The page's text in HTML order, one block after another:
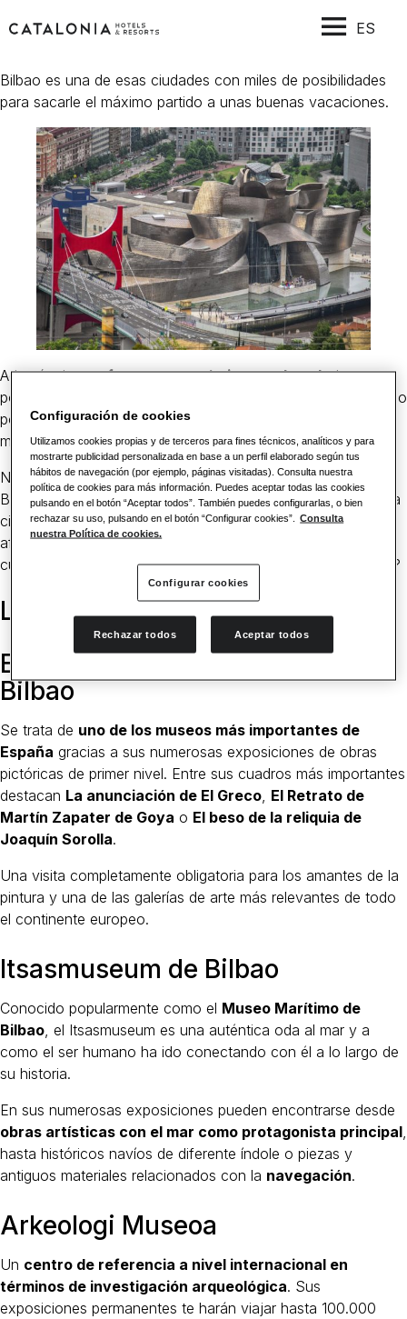
ES
Bilbao es una de esas ciudades con miles de posibilidades
para sacarle el máximo partido a unas buenas vacaciones.
Además de suoferta gastronómica y cultural, destaca
por disfrutar de un patrimonio artístico incomparable repartido
por toda la ciudad, a lo largo de sus numerosos y variados
museos.
No hay día que no puedas visitar nuevas exposiciones en
Bilbao. Los amantes del arte y la historia encuentran en esta
ciudad un verdadero paraíso donde dar rienda suelta a su
afición a través de diferentes vertientes. ¿Quieres saber
cuáles son los museos más importantes de la capital vasca?
Los mejores museos de Bilbao
El Museo de Bellas Artes de
Bilbao
Se trata de uno de los museos más importantes de
España gracias a sus numerosas exposiciones de obras
pictóricas de primer nivel. Entre sus cuadros más importantes
destacan La anunciación de El Greco El Retrato de
Martín Zapater de Goya o El beso de la reliquia de
Joaquín Sorolla.
Una visita completamente obligatoria para los amantes de la
pintura y una de las galerías de arte más relevantes de todo
el continente europeo.
Itsasmuseum de Bilbao
Conocido popularmente como el Museo Marítimo de
Bilbao , el Itsasmuseum es una auténtica oda al mar y a
como el ser humano ha ido conectando con él a lo largo de
su historia.
En sus numerosas exposiciones pueden encontrarse desde
obras artísticas con el mar como protagonista principal
hasta históricos navíos de diferente índole o piezas y
antiguos materiales relacionados con la navegación.
Arkeologi Museoa
Un centro de referencia a nivel internacional en
términos de investigación arqueológica. Sus
exposiciones permanentes te harán viajar hasta 100.000
Configuración de cookies
Utilizamos cookies propias y de terceros para fines técnicos, analíticos y para
mostrarte publicidad personalizada en base a un perfil elaborado según tus
hábitos de navegación (por ejemplo, páginas visitadas). Consulta nuestra
política de cookies para más información. Puedes aceptar todas las cookies
pulsando en el botón “Aceptar todos”. También puedes configurarlas, o bien
rechazar su uso, pulsando en el botón “Configurar cookies”.
Consulta
nuestra Política de cookies.
Configurar cookies
Rechazar todos Aceptar todos